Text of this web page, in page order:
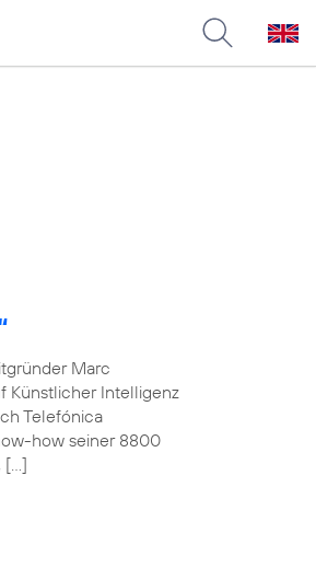
Marc
Künstlicher Intelligenz
Telefónica
how seiner 8800
[…]